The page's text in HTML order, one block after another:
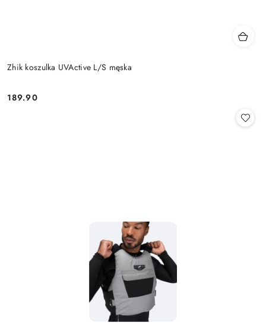
Zhik koszulka UVActive L/S męska
Cena:
189.90